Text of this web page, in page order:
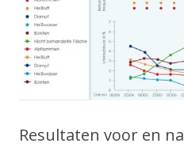
Resultaten voor en na